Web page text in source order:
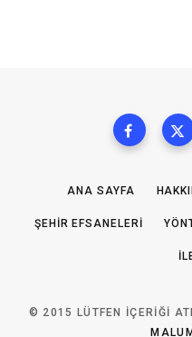
ANA SAYFA
ŞEHIR EFSANELERI
© 2015 LÜTFEN IÇERIĞI